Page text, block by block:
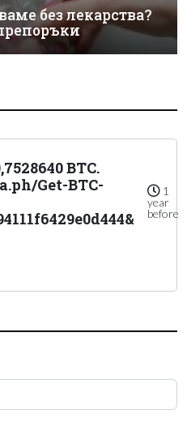
без лекарства?
BTC.
Get-BTC-
1
year
before